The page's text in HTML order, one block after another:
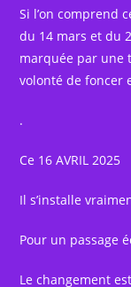
Si l’on comprend
du 14 mars et du
marquée par une
volonté de foncer
.
Ce 16 AVRIL 2025
Il s’installe
Pour un passage
Le changement